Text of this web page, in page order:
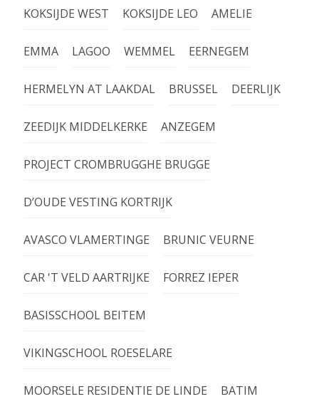
KOKSIJDE WEST KOKSIJDE LEO AMELIE
EMMA LAGOO WEMMEL EERNEGEM
HERMELYN AT LAAKDAL BRUSSEL DEERLIJK
ZEEDIJK MIDDELKERKE ANZEGEM
PROJECT CROMBRUGGHE BRUGGE
D’OUDE VESTING KORTRIJK
AVASCO VLAMERTINGE BRUNIC VEURNE
CAR 'T VELD AARTRIJKE FORREZ IEPER
BASISSCHOOL BEITEM
VIKINGSCHOOL ROESELARE
MOORSELE RESIDENTIE DE LINDE BATIM